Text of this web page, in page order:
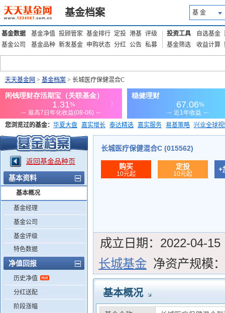
基金档案 基 金
基金数据 基金净值 投顾管家 基金排行 定投 港基 评级
基金公司
基金品种 新发基金 申购状态 分红 公告 私募
投资工具 自选基金
基金筛选
收益计算
天天基金网 > 基金档案 > 长城医疗保健混合C
您浏览过的基金： 华夏大盘 嘉实增长 泰达精选 嘉实服务 易基策略 兴业全球
添富优势 华安宏利 上证180价值ETF
返回基金品种页
基本资料
基本概况
基金经理
基金公司
基金评级
特色数据
净值回报
历史净值
分红送配
阶段涨幅
长城医疗保健混合C (015562)
购买
10元起
定投
10元起
+
成立日期： 2022-04-15
长城基金 净资产规模：
基本概况